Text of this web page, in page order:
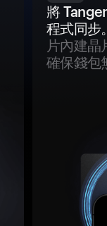
將
程式同步
片內建晶
確保錢包